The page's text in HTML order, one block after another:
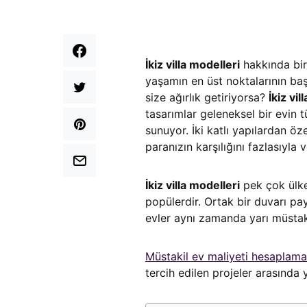
İkiz villa modelleri hakkında
yaşamın en üst noktalarının
size ağırlık getiriyorsa? İkiz
tasarımlar geleneksel bir evin
sunuyor. İki katlı yapılardan
paranızın karşılığını fazlasıyla
İkiz villa modelleri pek çok
popülerdir. Ortak bir duvarı
evler aynı zamanda yarı
Müstakil ev maliyeti
tercih edilen projeler arasında